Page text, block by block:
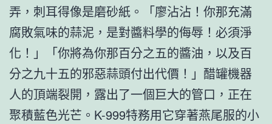
弄，刺耳得像是磨砂紙。「廖沾沾！你那充滿
腐敗氣味的蒜泥，是對醬料學的侮辱！必須淨
化！」「你將為你那百分之五的醬油，以及百
分之九十五的邪惡蒜頭付出代價！」醋罐機器
人的頂端裂開，露出了一個巨大的管口，正在
聚積藍色光芒。K-999特務用它穿著燕尾服的小